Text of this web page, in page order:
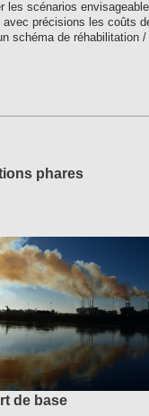
les scénarios
avec précisions les coûts
schéma de réhabilitation
phares
de base